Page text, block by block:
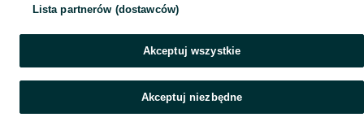
Lista partnerów (dostawców)
Akceptuj wszystkie
Akceptuj niezbędne